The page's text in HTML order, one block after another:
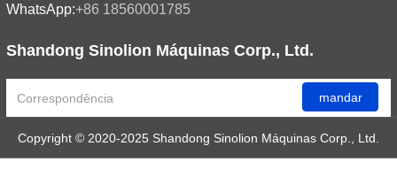
WhatsApp:+86 18560001785
Shandong Sinolion Máquinas Corp., Ltd.
mandar
Copyright © 2020-2025 Shandong Sinolion Máquinas Corp., Ltd.